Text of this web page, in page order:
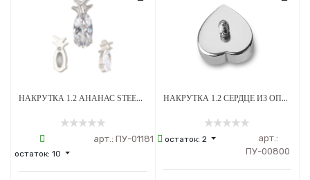
НАКРУТКА 1.2 АНАНАС STEEL CRYSTAL ТИТАН
остаток: 10
арт.: ПУ-01181
НАКРУТКА 1.2 СЕРДЦЕ ИЗ ОПАЛА OP-08 ТИТАН
остаток: 2
арт.:
ПУ-00800